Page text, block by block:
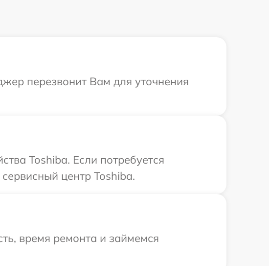
перезвонит Вам для уточнения
Toshiba. Если потребуется
центр Toshiba.
время ремонта и займемся